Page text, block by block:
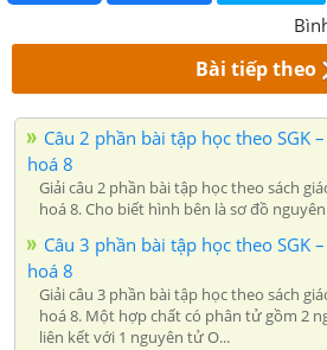
Bài tiếp theo
Câu 2 phần bài tập học theo SGK
hoá 8
Giải câu 2 phần bài tập học theo sách
hoá 8. Cho biết hình bên là sơ đồ
Câu 3 phần bài tập học theo SGK
hoá 8
Giải câu 3 phần bài tập học theo sách
hoá 8. Một hợp chất có phân tử gồm 2
liên kết với 1 nguyên tử O...